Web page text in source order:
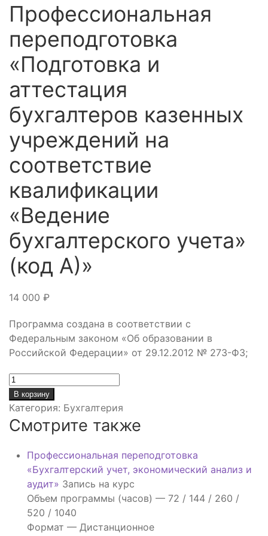
Профессиональная
переподготовка
«Подготовка и
аттестация
бухгалтеров казенных
учреждений на
соответствие
квалификации
«Ведение
бухгалтерского учета»
(код А)»
14 000 ₽
Программа создана в соответствии с
Федеральным законом «Об образовании в
Российской Федерации» от 29.12.2012 № 273-ФЗ;
Количество
товара
Профессиональная
переподготовка
«Подготовка
аттестация
бухгалтеров
казенных
учреждений
В корзину
Категория: Бухгалтерия
Смотрите также
Профессиональная переподготовка
«Бухгалтерский учет, экономический анализ и
аудит» Запись на курс
Объем программы (часов) — 72 / 144 / 260 /
520 / 1040
Формат — Дистанционное